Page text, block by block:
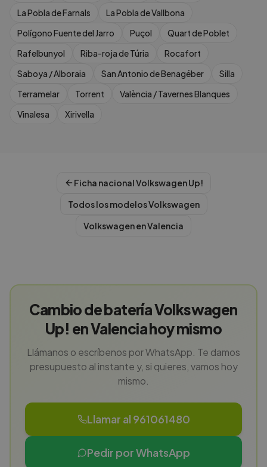
La Pobla de Farnals
La Pobla de Vallbona
Polígono Fuente del Jarro
Puçol
Quart de Poblet
Rafelbunyol
Riba-roja de Túria
Rocafort
Saboya / Alboraia
San Antonio de Benagéber
Silla
Terramelar
Torrent
València / Tavernes Blanques
Vinalesa
Xirivella
Ficha nacionalVolkswagenUp!
Todos los modelosVolkswagen
VolkswagenenValencia
Cambio de batería Volkswagen
Up! en Valencia hoy mismo
Llámanos o escríbenos por WhatsApp. Te damos
presupuesto al instante y, si quieres, vamos hoy
mismo.
Llamar al 961061480
Pedir por WhatsApp